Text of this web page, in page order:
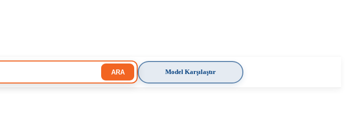
ARA Model Karşılaştır